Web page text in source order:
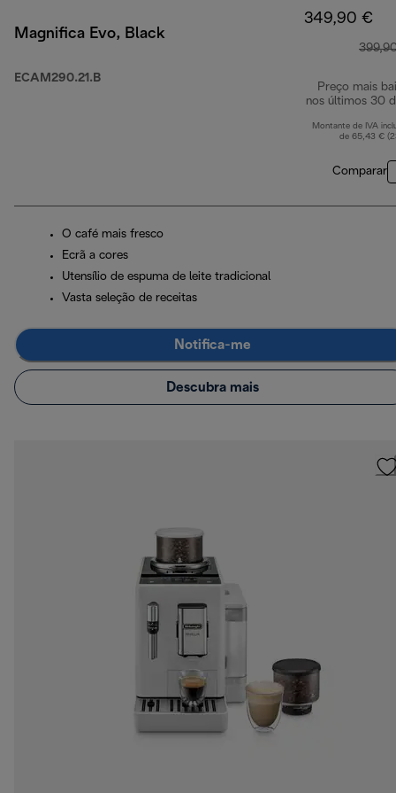
Magnifica Evo, Black
ECAM290.21.B
349,90 €
Preço mais
nos últimos 30
Montante de IVA
de 65,43 €
Comparar
O café mais fresco
Ecrã a cores
Utensílio de espuma de leite tradicional
Vasta seleção de receitas
Notifica-me
Descubra mais